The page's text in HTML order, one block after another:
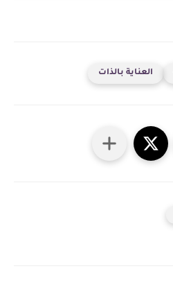
العناية بالذات